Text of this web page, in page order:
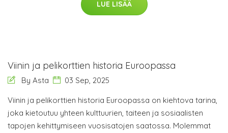
LUE LISÄÄ
Viinin ja pelikorttien historia Euroopassa
By Asta 03 Sep, 2025
Viinin ja pelikorttien historia Euroopassa on kiehtova tarina,
joka kietoutuu yhteen kulttuurien, taiteen ja sosiaalisten
tapojen kehittymiseen vuosisatojen saatossa. Molemmat